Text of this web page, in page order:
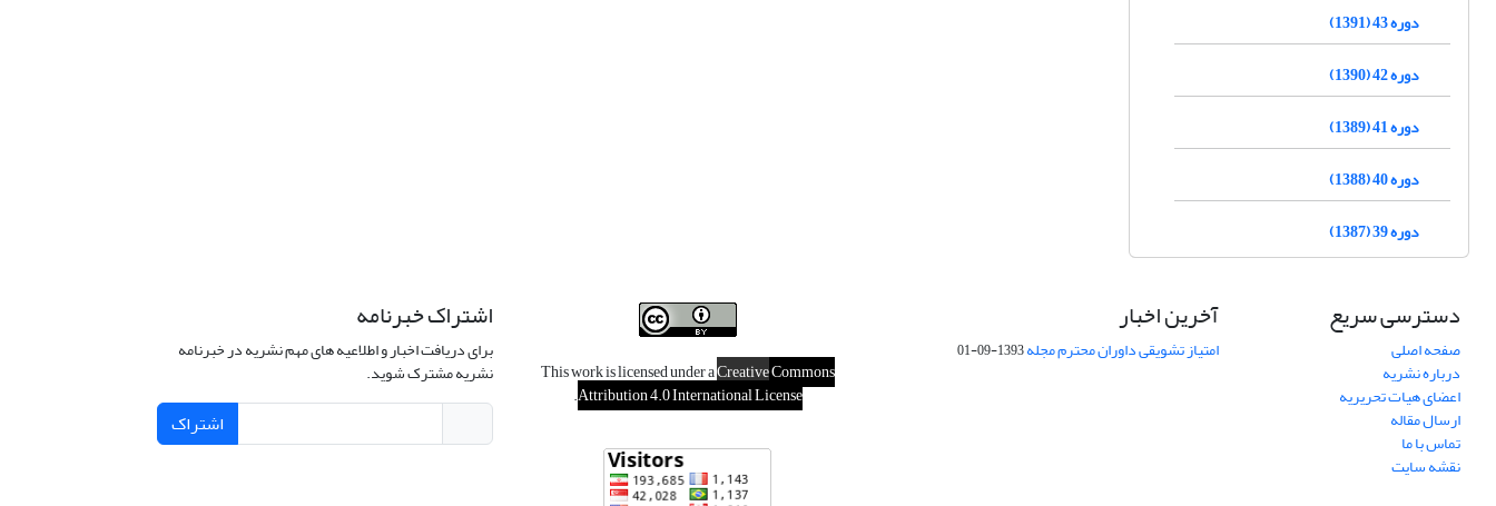
دوره 43 (1391)
دوره 42 (1390)
دوره 41 (1389)
دوره 40 (1388)
دوره 39 (1387)
دسترسی سریع
صفحه اصلی
درباره نشریه
اعضای هیات تحریریه
ارسال مقاله
تماس با ما
نقشه سایت
آخرین اخبار
امتیاز تشویقی داوران محترم مجله1393-09-01
This work is licensed under aCreativeCommons
Attribution 4.0 International License
.
اشتراک خبرنامه
برای دریافت اخبار و اطلاعیه های مهم نشریه در خبرنامه
نشریه مشترک شوید.
اشتراک